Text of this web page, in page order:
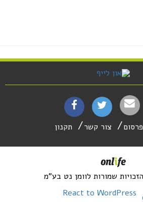
פרסום צור קשר תקנון